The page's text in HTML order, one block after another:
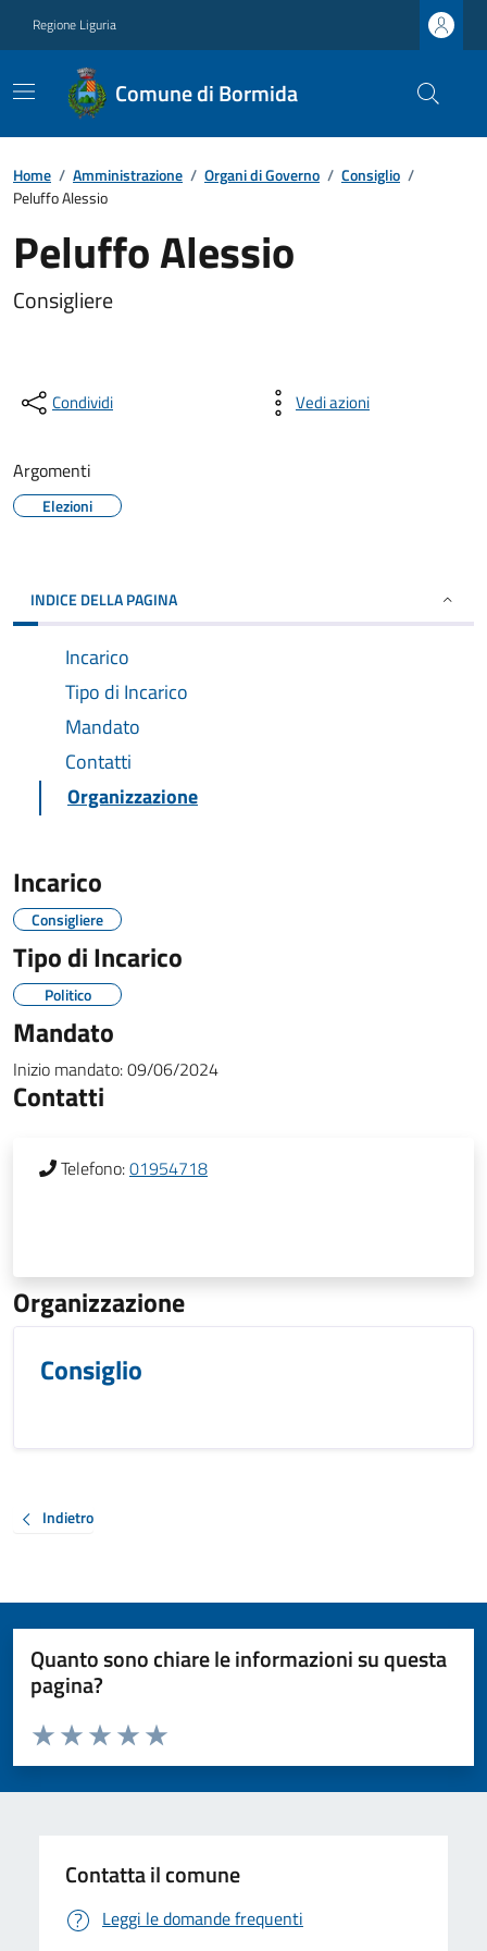
Regione Liguria
Comune di Bormida
Home / Amministrazione / Organi di Governo / Consiglio /
Peluffo Alessio
Peluffo Alessio
Consigliere
Condividi Vedi azioni
Argomenti
Elezioni
INDICE DELLA PAGINA
Incarico
Tipo di Incarico
Mandato
Contatti
Organizzazione
Incarico
Consigliere
Tipo di Incarico
Politico
Mandato
Inizio mandato:09/06/2024
Contatti
Telefono:01954718
Organizzazione
Consiglio
Indietro
Quanto sono chiare le informazioni su questa
pagina?
Valuta da 1 a 5 stelle la pagina
Valuta 5 stelle su 5
Valuta 4 stelle su 5
Valuta 3 stelle su 5
Valuta 2 stelle su 5
Valuta 1 stelle su 5
Contatta il comune
Leggi le domande frequenti